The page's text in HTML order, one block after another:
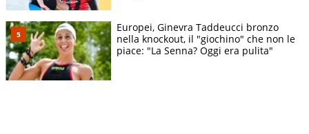
Europei, Ginevra Taddeucci bronzo
nella knockout, il "giochino" che non le
piace: "La Senna? Oggi era pulita"